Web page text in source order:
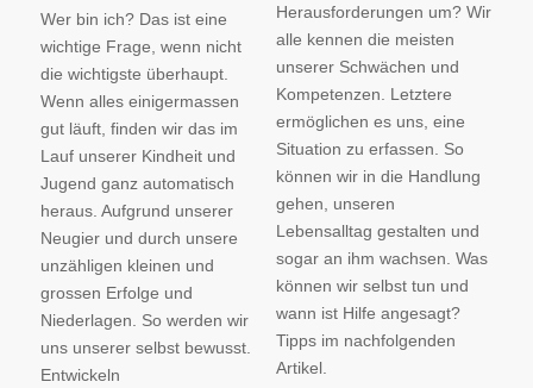
Wer bin ich? Das ist eine
wichtige Frage, wenn nicht
die wichtigste überhaupt.
Wenn alles einigermassen
gut läuft, finden wir das im
Lauf unserer Kindheit und
Jugend ganz automatisch
heraus. Aufgrund unserer
Neugier und durch unsere
unzähligen kleinen und
grossen Erfolge und
Niederlagen. So werden wir
uns unserer selbst bewusst.
Entwickeln
Herausforderungen um? Wir
alle kennen die meisten
unserer Schwächen und
Kompetenzen. Letztere
ermöglichen es uns, eine
Situation zu erfassen. So
können wir in die Handlung
gehen, unseren
Lebensalltag gestalten und
sogar an ihm wachsen. Was
können wir selbst tun und
wann ist Hilfe angesagt?
Tipps im nachfolgenden
Artikel.